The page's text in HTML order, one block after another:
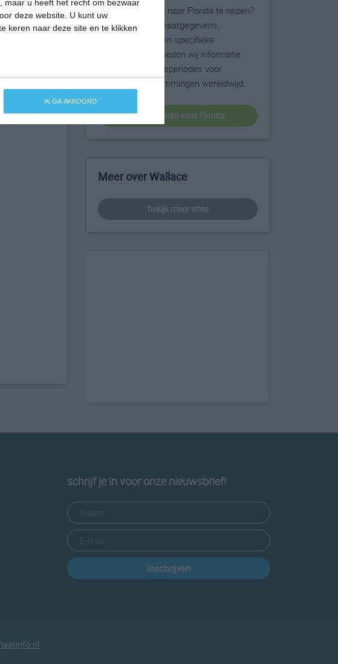
maar u heeft het recht om bezwaar
deze website. U kunt uw
keren naar deze site en te klikken
IK GA AKKOORD
O 0
maanden zijn om naar Florida te reizen?
Op basis van klimaatgegevens,
weersextremen en specifieke
weerinformatie bieden wij informatie
over de beste reisperiodes voor
duizenden bestemmingen wereldwijd.
beste reistijd voor Florida
Meer over Wallace
bekijk meer sites
schrijf je in voor onze nieuwsbrief!
Inschrijven